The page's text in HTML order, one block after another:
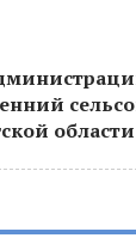
области